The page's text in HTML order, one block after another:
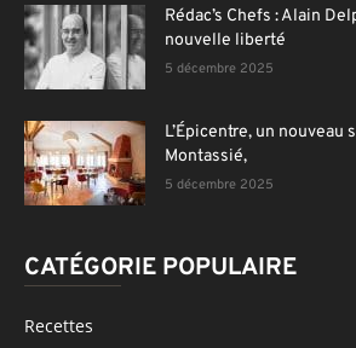
Rédac’s Chefs : Alain
nouvelle liberté
5 décembre 2025
L’Épicentre, un
Montassié,
5 décembre 2025
CATÉGORIE POPULAIRE
Recettes